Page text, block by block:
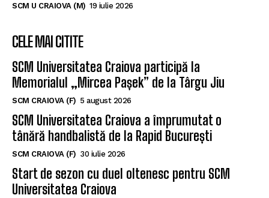
SCM U CRAIOVA (M) 19 iulie 2026
CELE MAI CITITE
SCM Universitatea Craiova participă la
Memorialul „Mircea Pașek” de la Târgu Jiu
SCM CRAIOVA (F) 5 august 2026
SCM Universitatea Craiova a împrumutat o
tânără handbalistă de la Rapid București
SCM CRAIOVA (F) 30 iulie 2026
Start de sezon cu duel oltenesc pentru SCM
Universitatea Craiova